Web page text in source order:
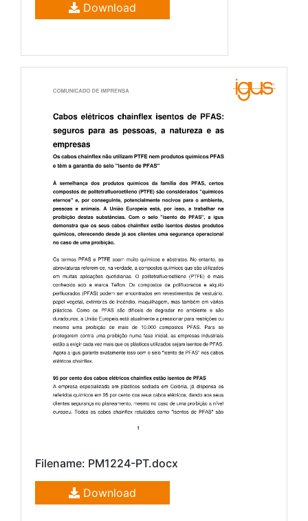
Download
Filename: PM1224-PT.docx
Download